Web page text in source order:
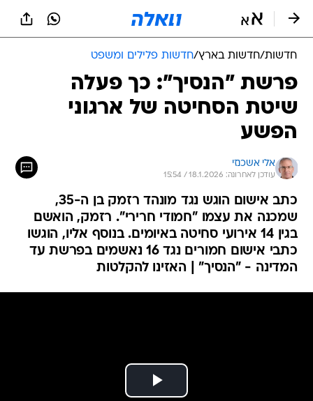
חדשות/חדשות בארץ/חדשות פלילים ומשפט
פרשת "הנסיך": כך פעלה
שיטת הסחיטה של ארגוני
הפשע
אלי אשכנזי
עודכן לאחרונה: 18.1.2026 / 15:54
כתב אישום הוגש נגד מונהד רזמק בן ה-35,
שמכנה את עצמו "חמודי חרירי". רזמק, הואשם
בגין 14 אירועי סחיטה באיומים. בנוסף אליו, הוגשו
כתבי אישום חמורים נגד 16 נאשמים בפרשת עד
המדינה - "הנסיך" | האזינו להקלטות